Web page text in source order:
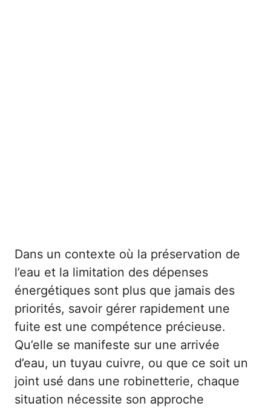
Dans un contexte où la préservation de
l’eau et la limitation des dépenses
énergétiques sont plus que jamais des
priorités, savoir gérer rapidement une
fuite est une compétence précieuse.
Qu’elle se manifeste sur une arrivée
d’eau, un tuyau cuivre, ou que ce soit un
joint usé dans une robinetterie, chaque
situation nécessite son approche